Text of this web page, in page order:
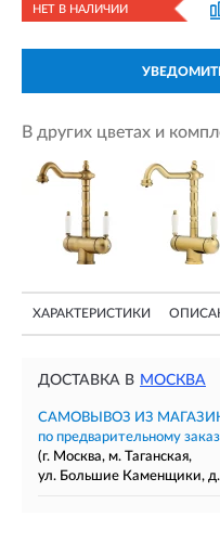
НЕТ В НАЛИЧИИ
В других цветах и
ХАРАКТЕРИСТИКИ
ДОСТАВКА В МОСКВА
САМОВЫВОЗ ИЗ
по предварительному
(г. Москва, м. Таганская,
ул. Большие Каменщики, д.